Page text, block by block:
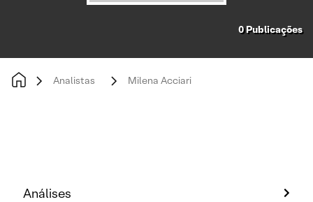
0Publicações
Analistas Milena Acciari
Análises